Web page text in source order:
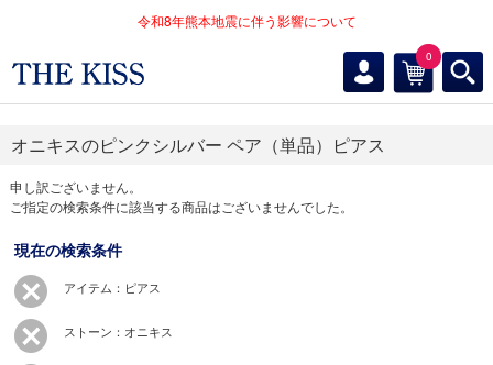
令和8年熊本地震に伴う影響について
0
オニキスのピンクシルバー ペア（単品）ピアス
申し訳ございません。
ご指定の検索条件に該当する商品はございませんでした。
現在の検索条件
アイテム：ピアス
ストーン：オニキス